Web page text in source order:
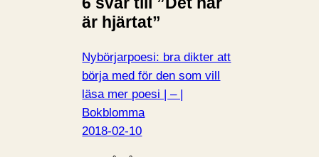
är hjärtat”
Nybörjarpoesi: bra dikter att
börja med för den som vill
läsa mer poesi | – |
Bokblomma
2018-02-10